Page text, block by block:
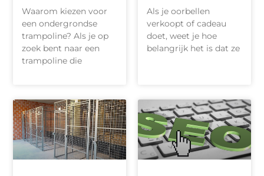
Waarom kiezen voor
een ondergrondse
trampoline? Als je op
zoek bent naar een
trampoline die
Als je oorbellen
verkoopt of cadeau
doet, weet je hoe
belangrijk het is dat ze